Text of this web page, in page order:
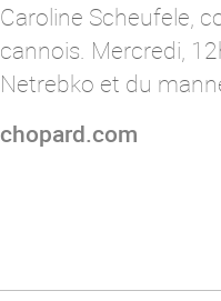
Caroline Scheufele,
cannois. Mercredi,
Netrebko et du
chopard.com